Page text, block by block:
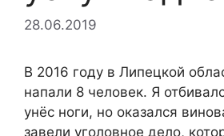
28.06.2019
В 2016 году в Липецкой
напали 8 человек. Я
унёс ноги, но оказался
завели уголовное дело,